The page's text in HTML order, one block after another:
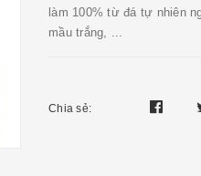
làm 100% từ đá tự nhiên
mầu trắng, ...
Chia sẻ: